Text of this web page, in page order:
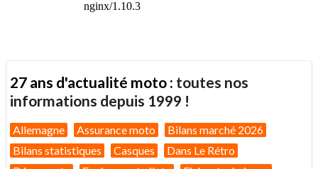
27 ans d'actualité moto : toutes nos
informations depuis 1999 !
Allemagne Assurance moto
Bilans marché 2026
Bilans statistiques
Casques
Dans Le Rétro